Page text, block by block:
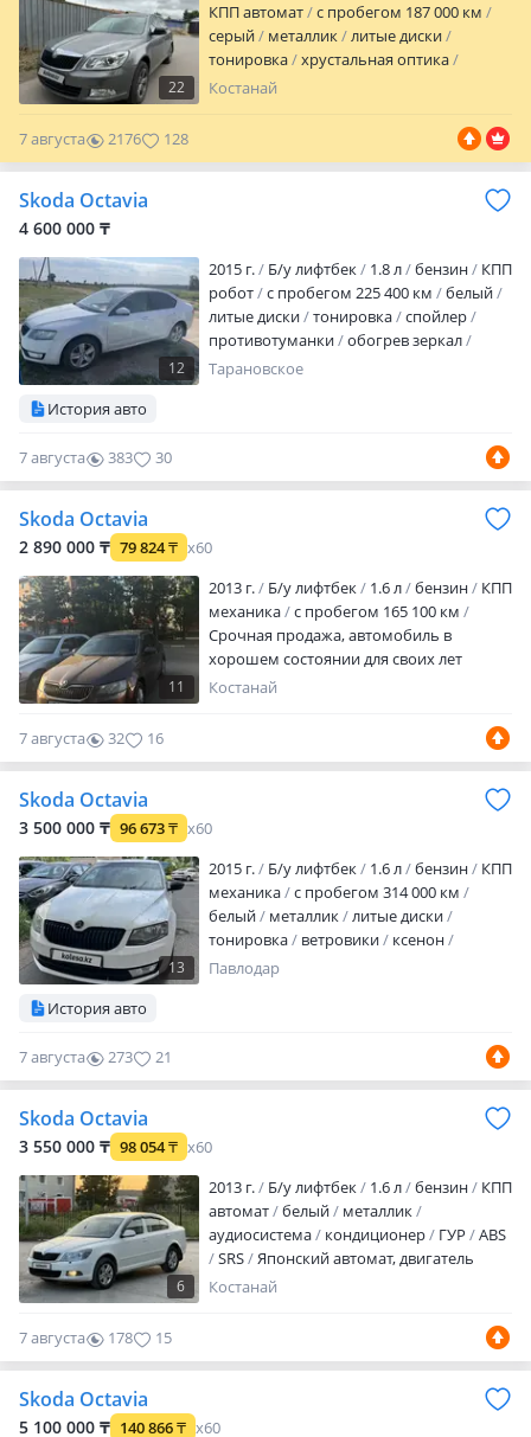
22
КПП автомат
с пробегом 187 000 км
серый
металлик
литые диски
тонировка
хрустальная оптика
дневные ходовые огни
аудиосистема
CD
MP3 ГУР ABS SRS полный
Автомобиль В Хорошем Состояние.
Адрес Аль Фараби 158/8 Район Жд
Вокзал…
Костанай
7 августа 2176 128
Skoda Octavia
4 600 000 ₸
12
2015 г. Б/у лифтбек 1.8 л бензин
КПП
робот
с пробегом 225 400 км
белый
литые диски
тонировка
спойлер
противотуманки
обогрев зеркал
велюр аудиосистема
мультируль подогрев сидений
пройден
Продам Skoda Octavia…
Тарановское
История авто
7 августа 383 30
Skoda Octavia
2 890 000 ₸ 79 824₸ x60
11
2013 г. Б/у лифтбек 1.6 л бензин
КПП
механика
с пробегом 165 100 км
Срочная продажа, автомобиль в
хорошем состоянии для своих лет
Костанай
7 августа 32 16
Skoda Octavia
3 500 000 ₸ 96 673₸ x60
13
2015 г. Б/у лифтбек 1.6 л бензин
КПП
механика
с пробегом 314 000 км
белый
металлик
литые диски
тонировка
ветровики
ксенон
биксенон
автозапуск полный электропакет
мультируль
налог уплачен
техосмотр пройден
СРОЧ…
Павлодар
История авто
7 августа 273 21
Skoda Octavia
3 550 000 ₸ 98 054₸ x60
6
2013 г. Б/у лифтбек 1.6 л бензин
КПП
автомат
белый
металлик
аудиосистема
кондиционер ГУР
ABS
SRS
Японский автомат, двигатель
простой, в хорошем состоянии, срочно,
Костанай
7 августа 178 15
Skoda Octavia
5 100 000 ₸ 140 866₸ x60